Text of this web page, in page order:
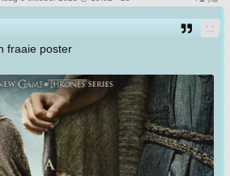
fraaie poster